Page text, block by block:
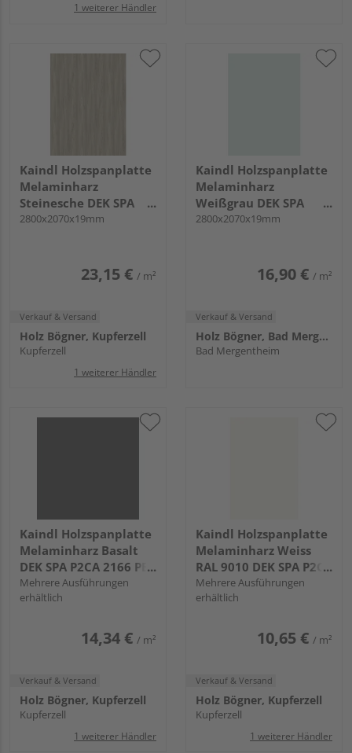
1 weiterer Händler
Kaindl Holzspanplatte
Melaminharz
Steinesche DEK SPA
P2CA 34056 SU KL
2800x2070x19mm
23,15 € / m²
Verkauf & Versand
Holz Bögner, Kupferzell
Kupferzell
1 weiterer Händler
Kaindl Holzspanplatte
Melaminharz
Weißgrau DEK SPA
P2CA 28031 NM KL
2800x2070x19mm
16,90 € / m²
Verkauf & Versand
Holz Bögner, Bad Mergentheim
Bad Mergentheim
Kaindl Holzspanplatte
Melaminharz Basalt
DEK SPA P2CA 2166 PE
KL
Mehrere Ausführungen
erhältlich
14,34 € / m²
Verkauf & Versand
Holz Bögner, Kupferzell
Kupferzell
1 weiterer Händler
Kaindl Holzspanplatte
Melaminharz Weiss
RAL 9010 DEK SPA P2CA
1101 SM KL
Mehrere Ausführungen
erhältlich
10,65 € / m²
Verkauf & Versand
Holz Bögner, Kupferzell
Kupferzell
1 weiterer Händler